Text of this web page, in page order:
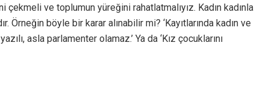
çekmeli ve toplumun yüreğini rahatlatmalıyız. Kadın kadınla
Örneğin böyle bir karar alınabilir mi? ‘Kayıtlarında kadın ve
asla parlamenter olamaz.’ Ya da ‘Kız çocuklarını